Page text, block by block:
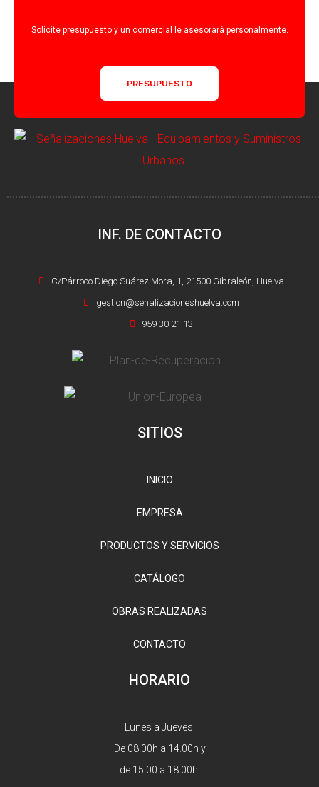
Solicite presupuesto y un comercial le asesorará personalmente.
PRESUPUESTO
INF. DE CONTACTO
C/Párroco Diego Suárez Mora, 1, 21500 Gibraleón, Huelva
gestion@senalizacioneshuelva.com
959 30 21 13
SITIOS
INICIO
EMPRESA
PRODUCTOS Y SERVICIOS
CATÁLOGO
OBRAS REALIZADAS
CONTACTO
HORARIO
Lunes a Jueves:
De 08.00h a 14.00h y
de 15.00 a 18.00h.